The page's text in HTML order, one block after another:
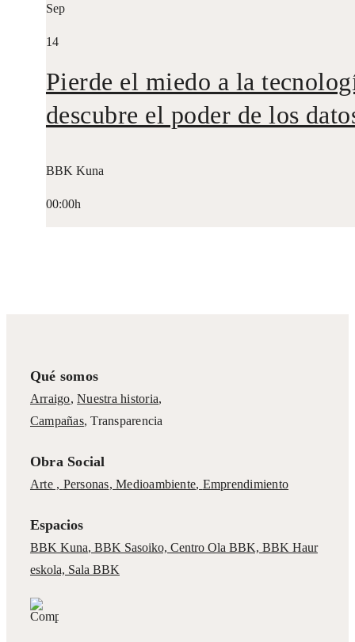
Sep
14
Pierde el miedo a la
descubre el poder de los
BBK Kuna
00:00h
Qué somos
Arraigo,Nuestra historia,
Campañas, Transparencia
Obra Social
Arte , Personas,Medioambiente, Emprendimiento
Espacios
BBK Kuna, BBK Sasoiko, Centro Ola BBK, BBK Haur
eskola, Sala BBK